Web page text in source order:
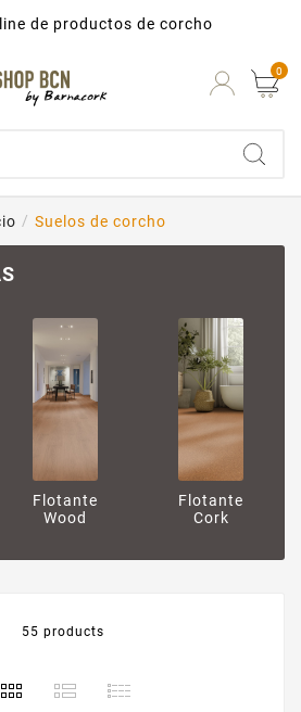
de productos de corcho
0
Suelos de corcho
Flotante
Wood
Flotante
Cork
55 products